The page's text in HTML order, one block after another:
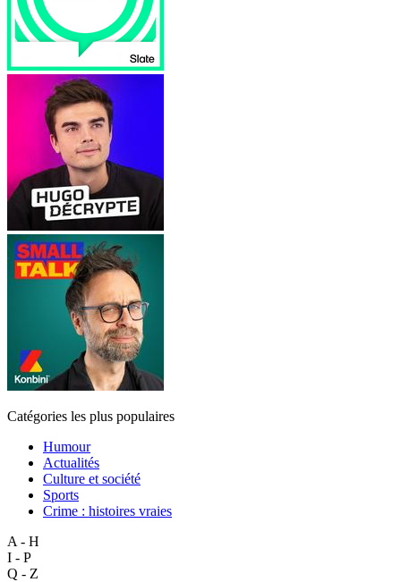
Catégories les plus populaires
Humour
Actualités
Culture et société
Sports
Crime : histoires vraies
A - H
I - P
Q - Z